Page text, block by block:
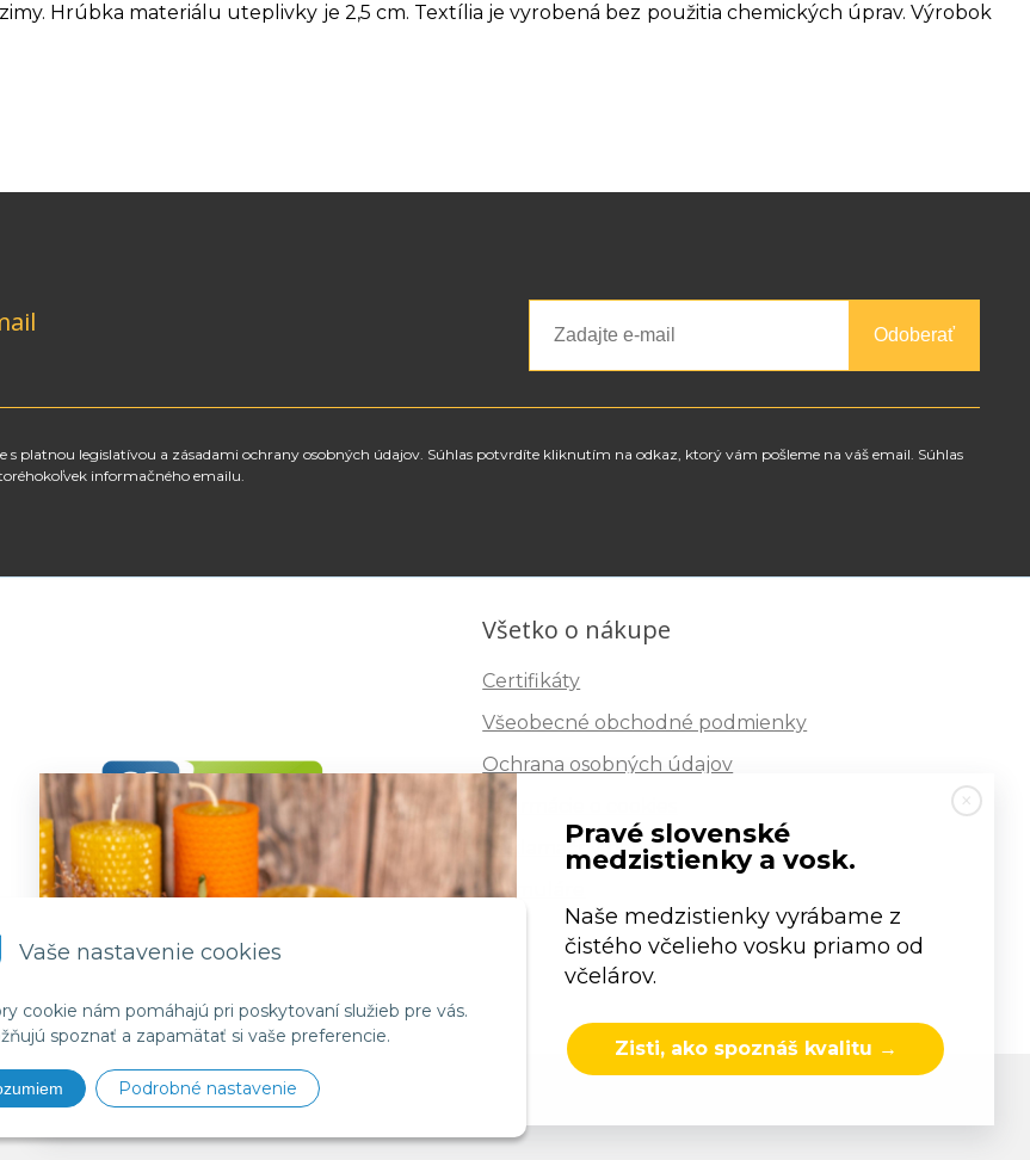
Vaše nastavenie cookies
cookie nám pomáhajú pri poskytovaní služieb pre vás.
spoznať a zapamätať si vaše preferencie.
Podrobné nastavenie
Hrúbka materiálu uteplivky je 2,5 cm. Textília je vyrobená bez použitia chemických úprav. Výrobok
Odoberať
s platnou legislatívou a zásadami ochrany osobných údajov. Súhlas potvrdíte kliknutím na odkaz, ktorý vám pošleme na váš email. Súhlas
informačného emailu.
Všetko o nákupe
Certifikáty
Všeobecné obchodné podmienky
Ochrana osobných údajov
Informácie o cookies
Reklamačný poriadok
Formuláre
•NextShop&e-shop Pohoda Connector
Pravé slovenské
medzistienky a vosk.
Naše medzistienky vyrábame z
čistého včelieho vosku priamo od
včelárov.
Zisti, ako spoznáš kvalitu →